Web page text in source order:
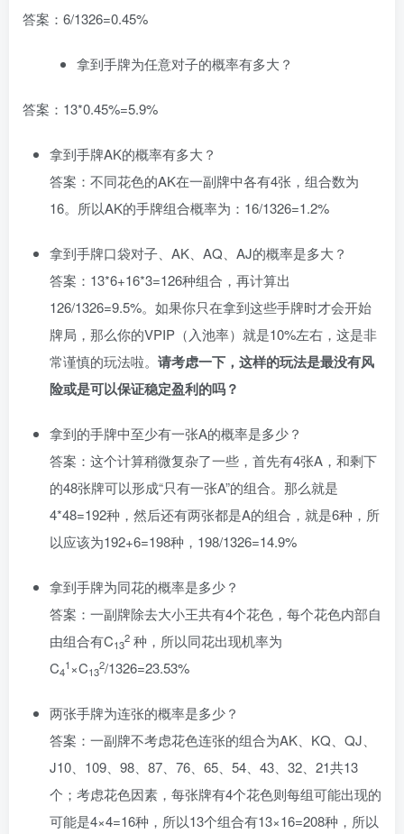
答案：6/1326=0.45%
拿到手牌为任意对子的概率有多大？
答案：13*0.45%=5.9%
拿到手牌AK的概率有多大？
答案：不同花色的AK在一副牌中各有4张，组合数为
16。所以AK的手牌组合概率为：16/1326=1.2%
拿到手牌口袋对子、AK、AQ、AJ的概率是多大？
答案：13*6+16*3=126种组合，再计算出
126/1326=9.5%。如果你只在拿到这些手牌时才会开始
牌局，那么你的VPIP（入池率）就是10%左右，这是非
常谨慎的玩法啦。 请考虑一下，这样的玩法是最没有风
险或是可以保证稳定盈利的吗？
拿到的手牌中至少有一张A的概率是多少？
答案：这个计算稍微复杂了一些，首先有4张A，和剩下
的48张牌可以形成“只有一张A”的组合。那么就是
4*48=192种，然后还有两张都是A的组合，就是6种，所
以应该为192+6=198种，198/1326=14.9%
拿到手牌为同花的概率是多少？
答案：一副牌除去大小王共有4个花色，每个花色内部自
由组合有C13
2 种，所以同花出现机率为
C4
1 ×C13
2/1326=23.53%
两张手牌为连张的概率是多少？
答案：一副牌不考虑花色连张的组合为AK、KQ、QJ、
J10、109、98、87、76、65、54、43、32、21共13
个；考虑花色因素，每张牌有4个花色则每组可能出现的
可能是4×4=16种，所以13个组合有13×16=208种，所以